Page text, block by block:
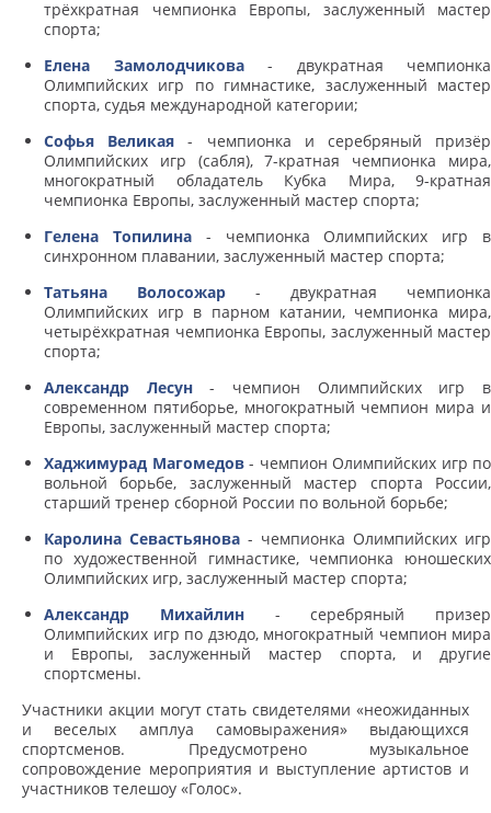
трёхкратная чемпионка Европы, заслуженный мастер
спорта;
Елена Замолодчикова- двукратная чемпионка
Олимпийских игр по гимнастике, заслуженный мастер
спорта, судья международной категории;
Софья Великая - чемпионка и серебряный призёр
Олимпийских игр (сабля), 7-кратная чемпионка мира,
многократный обладатель Кубка Мира, 9-кратная
чемпионка Европы, заслуженный мастер спорта;
Гелена Топилина- чемпионка Олимпийских игр в
синхронном плавании, заслуженный мастер спорта;
Татьяна Волосожар - двукратная чемпионка
Олимпийских игр в парном катании, чемпионка мира,
четырёхкратная чемпионка Европы, заслуженный мастер
спорта;
Александр Лесун- чемпион Олимпийских игр в
современном пятиборье, многократный чемпион мира и
Европы, заслуженный мастер спорта;
Хаджимурад Магомедов- чемпион Олимпийских игр по
вольной борьбе, заслуженный мастер спорта России,
старший тренер сборной России по вольной борьбе;
Каролина Се­васть­я­но­ва - чемпионка Олимпийских игр
по художественной гимнастике, чемпионка юношеских
Олимпийских игр, заслуженный мастер спорта;
Александр Михайлин- серебряный призер
Олимпийских игр по дзюдо, многократный чемпион мира
и Европы, заслуженный мастер спорта, и другие
спортсмены.
Участники акции могут стать свидетелями «неожиданных
и веселых амплуа самовыражения» выдающихся
спортсменов. Предусмотрено музыкальное
сопровождение мероприятия и выступление артистов и
участников телешоу «Голос».